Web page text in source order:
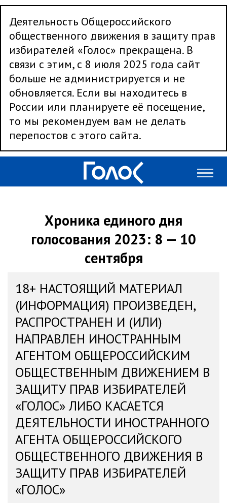
Деятельность Общероссийского
общественного движения в защиту прав
избирателей «Голос» прекращена. В
связи с этим, с 8 июля 2025 года сайт
больше не администрируется и не
обновляется. Если вы находитесь в
России или планируете её посещение,
то мы рекомендуем вам не делать
перепостов с этого сайта.
Хроника единого дня
голосования 2023: 8 — 10
сентября
18+ НАСТОЯЩИЙ МАТЕРИАЛ
(ИНФОРМАЦИЯ) ПРОИЗВЕДЕН,
РАСПРОСТРАНЕН И (ИЛИ)
НАПРАВЛЕН ИНОСТРАННЫМ
АГЕНТОМ ОБЩЕРОССИЙСКИМ
ОБЩЕСТВЕННЫМ ДВИЖЕНИЕМ В
ЗАЩИТУ ПРАВ ИЗБИРАТЕЛЕЙ
«ГОЛОС» ЛИБО КАСАЕТСЯ
ДЕЯТЕЛЬНОСТИ ИНОСТРАННОГО
АГЕНТА ОБЩЕРОССИЙСКОГО
ОБЩЕСТВЕННОГО ДВИЖЕНИЯ В
ЗАЩИТУ ПРАВ ИЗБИРАТЕЛЕЙ
«ГОЛОС»